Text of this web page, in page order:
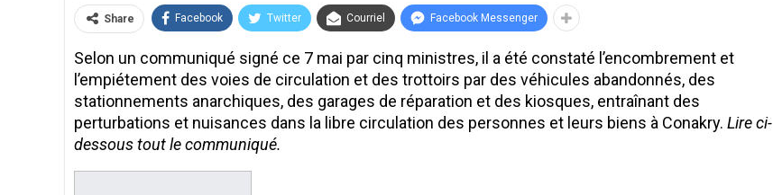
Share Facebook Twitter Courriel Facebook Messenger
Selon un communiqué signé ce 7 mai par cinq ministres, il a été constaté l’encombrement et
l’empiétement des voies de circulation et des trottoirs par des véhicules abandonnés, des
stationnements anarchiques, des garages de réparation et des kiosques, entraînant des
perturbations et nuisances dans la libre circulation des personnes et leurs biens à Conakry. Lire ci-
dessous tout le communiqué.